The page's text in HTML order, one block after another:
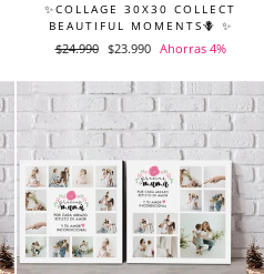
✨COLLAGE 30X30 COLLECT
BEAUTIFUL MOMENTS🪻 ✨
Precio
$24.990 Precio
oferta
$23.990 Ahorras 4%